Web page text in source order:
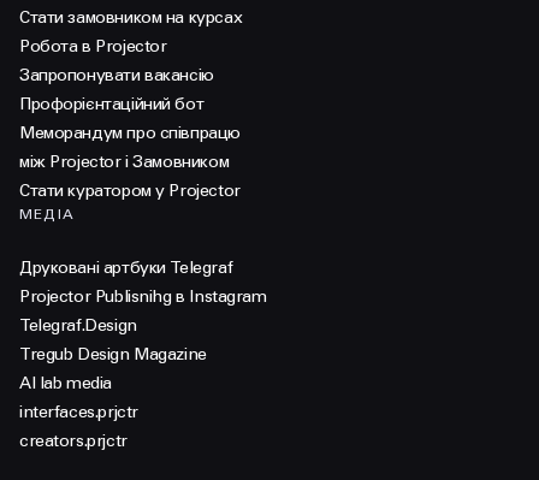
Стати замовником на курсах
Робота в Projector
Запропонувати вакансію
Профорієнтаційний бот
Меморандум про співпрацю
між Projector і Замовником
Стати куратором у Projector
МЕДІА
Друковані артбуки Telegraf
Projector Publisnihg в Instagram
Telegraf.Design
Tregub Design Magazine
AI lab media
interfaces.prjctr
creators.prjctr